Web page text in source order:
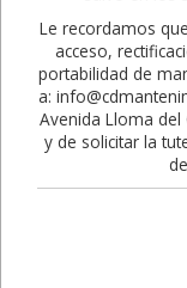
Le recordamos
acceso,
portabilidad de
a:
Avenida Lloma del
y de solicitar la